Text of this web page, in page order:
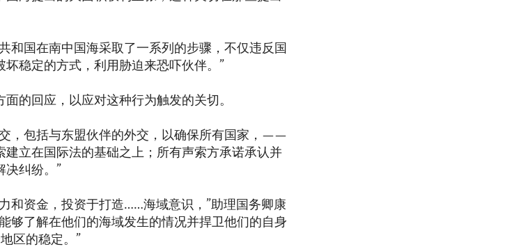
和国在南中国海采取了一系列的步骤，不仅违反国
稳定的方式，利用胁迫来恐吓伙伴。”
的回应，以应对这种行为触发的关切。
，包括与东盟伙伴的外交，以确保所有国家，——
立在国际法的基础之上；所有声索方承诺承认并
决纠纷。”
和资金，投资于打造……海域意识，”助理国务卿康
够了解在他们的海域发生的情况并捍卫他们的自身
区的稳定。”